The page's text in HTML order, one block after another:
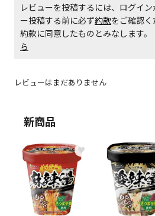
お見積商品です。金額・施
決定となります。
生する場合がございます。
レビューを投稿するには、ログイ
ー投稿する前に必ず約款をご確認
約款に同意したものとみなしま
ら
レビューはまだありません
新商品
♥